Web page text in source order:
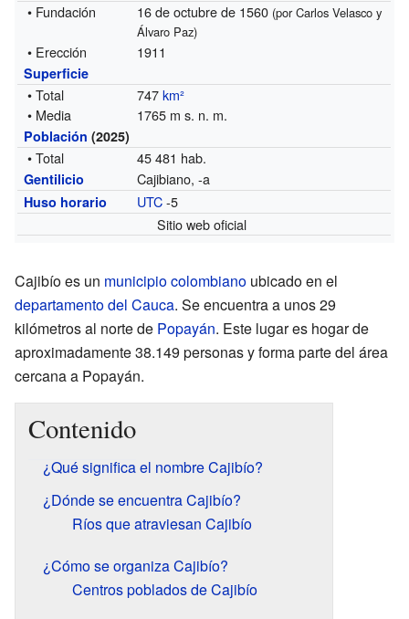
• Fundación 16 de octubre de 1560 (por Carlos Velasco y
Álvaro Paz)
• Erección 1911
Superficie
• Total 747km²
• Media
1765 m s. n. m.
Población (2025)
• Total 45 481 hab.
Gentilicio Cajibiano, -a
Huso horario UTC-5
Sitio web oficial
Cajibío es un municipio colombiano ubicado en el
departamento del Cauca. Se encuentra a unos 29
kilómetros al norte de Popayán. Este lugar es hogar de
aproximadamente 38.149 personas y forma parte del área
cercana a Popayán.
Contenido
¿Qué significa el nombre Cajibío?
¿Dónde se encuentra Cajibío?
Ríos que atraviesan Cajibío
¿Cómo se organiza Cajibío?
Centros poblados de Cajibío